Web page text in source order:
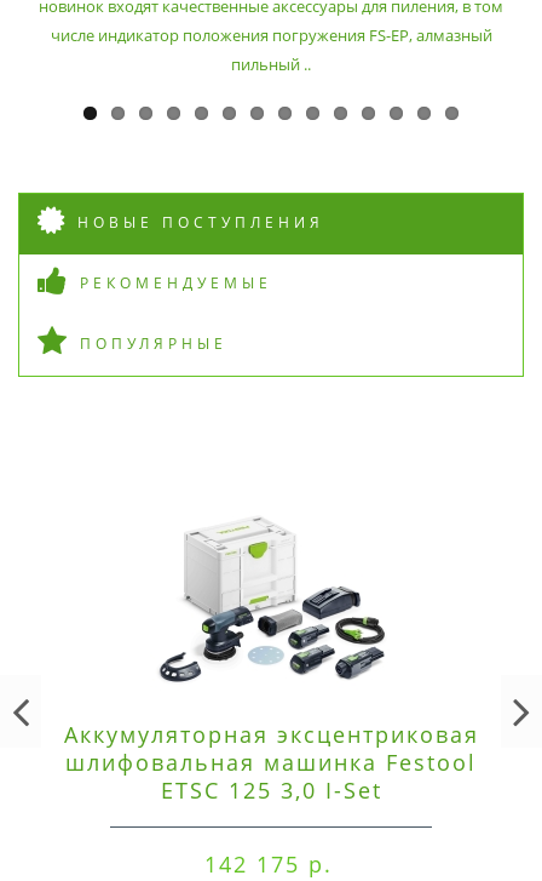
новинок входят качественные аксессуары для пиления, в том
числе индикатор положения погружения FS-EP, алмазный
пильный ..
НОВЫЕ ПОСТУПЛЕНИЯ
РЕКОМЕНДУЕМЫЕ
ПОПУЛЯРНЫЕ
Аккумуляторная эксцентриковая
шлифовальная машинка Festool
ETSC 125 3,0 I-Set
142 175 р.